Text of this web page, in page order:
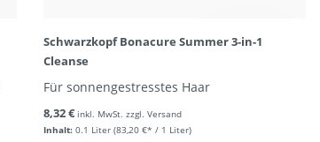
Schwarzkopf Bonacure Summer 3-in-1
Cleanse
Für sonnengestresstes Haar
Inhalt: 0.1 Liter (83,20 €* / 1 Liter)
8,32 € inkl. MwSt. zzgl. Versand